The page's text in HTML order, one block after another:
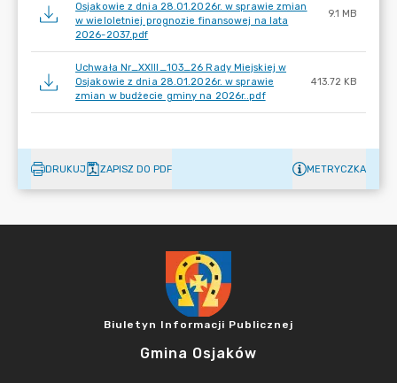
Osjakowie z dnia 28.01.2026r. w sprawie zmian
w wieloletniej prognozie finansowej na lata
2026-2037.pdf
9.1 MB
Uchwała Nr_XXIII_103_26 Rady Miejskiej w
Osjakowie z dnia 28.01.2026r. w sprawie
zmian w budżecie gminy na 2026r..pdf
413.72 KB
DRUKUJ ZAPISZ DO PDF METRYCZKA
Biuletyn Informacji Publicznej
Gmina Osjaków